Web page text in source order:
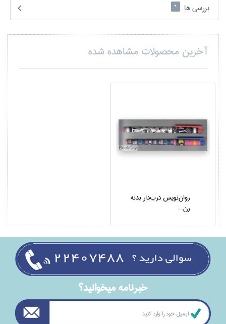
بررسی ها
0
آخرین محصولات مشاهده شده
روان‌نويس درب‌دار بدنه
رن...
خبرنامه ميخوانيد؟